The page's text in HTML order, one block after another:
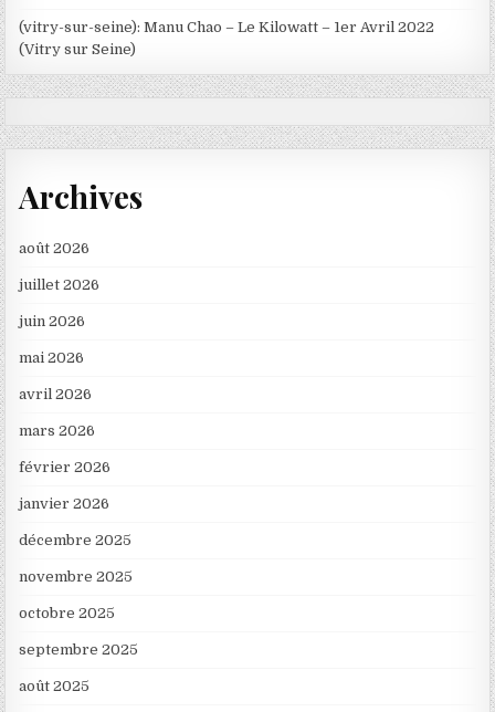
(vitry-sur-seine): Manu Chao – Le Kilowatt – 1er Avril 2022
(Vitry sur Seine)
Archives
août 2026
juillet 2026
juin 2026
mai 2026
avril 2026
mars 2026
février 2026
janvier 2026
décembre 2025
novembre 2025
octobre 2025
septembre 2025
août 2025